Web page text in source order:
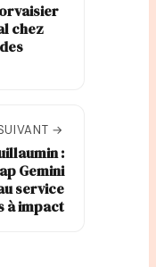
chez
→
:
Gemini
service
à impact